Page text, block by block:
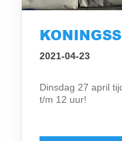
2021-04-23
Dinsdag 27 april
t/m 12 uur!